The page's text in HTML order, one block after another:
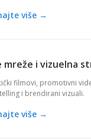
više →
mreže i vizuelna
filmovi, promotivni
i brendirani vizuali.
više →